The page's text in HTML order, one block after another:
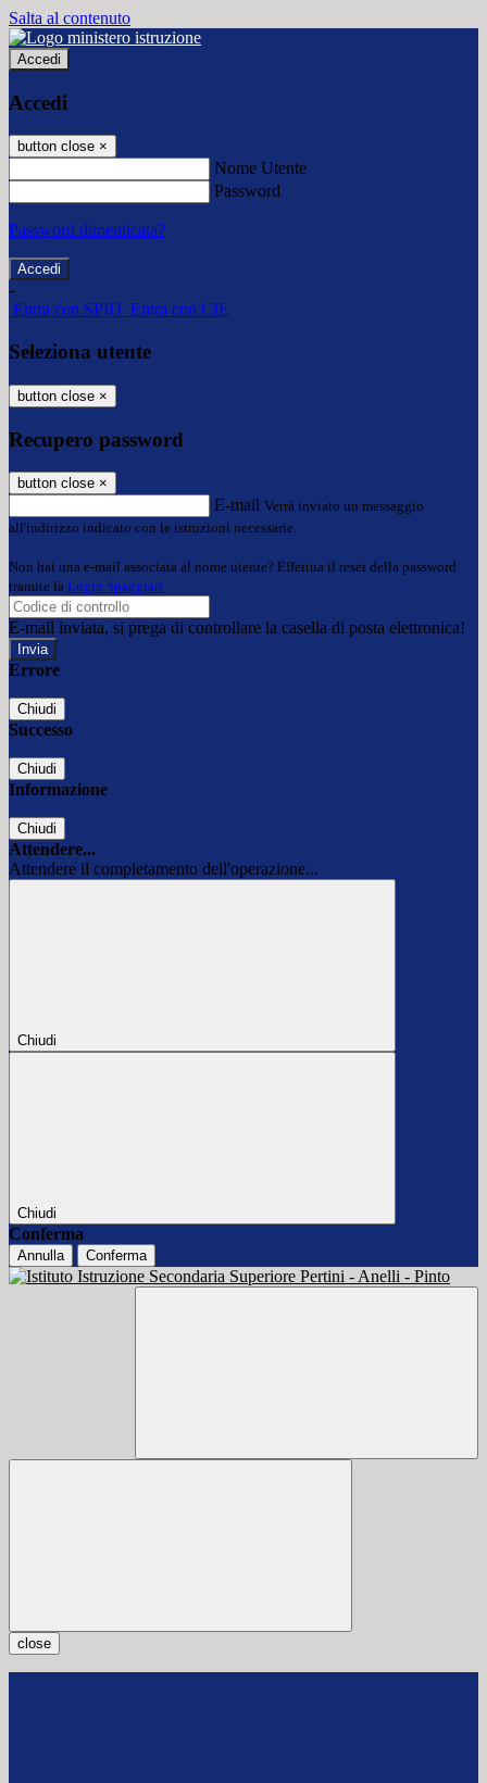
Salta al contenuto
Accedi
Accedi
button close ×
Nome Utente
Password
Password dimenticata?
-
Entra con SPID Entra con CIE
Seleziona utente
button close ×
Recupero password
button close ×
E-mail Verrà inviato un messaggio
all'indirizzo indicato con le istruzioni necessarie.
Non hai una e-mail associata al nome utente? Effettua il reset della password
tramite la Login Spaggiari
E-mail inviata, si prega di controllare la casella di posta elettronica!
Errore
Chiudi
Successo
Chiudi
Informazione
Chiudi
Attendere...
Attendere il completamento dell'operazione...
Chiudi
Chiudi
Conferma
Annulla Conferma
close